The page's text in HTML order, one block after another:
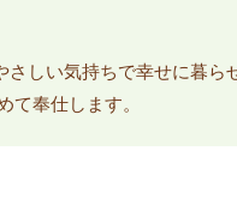
さしい気持ちで幸せに暮ら
て奉仕します。